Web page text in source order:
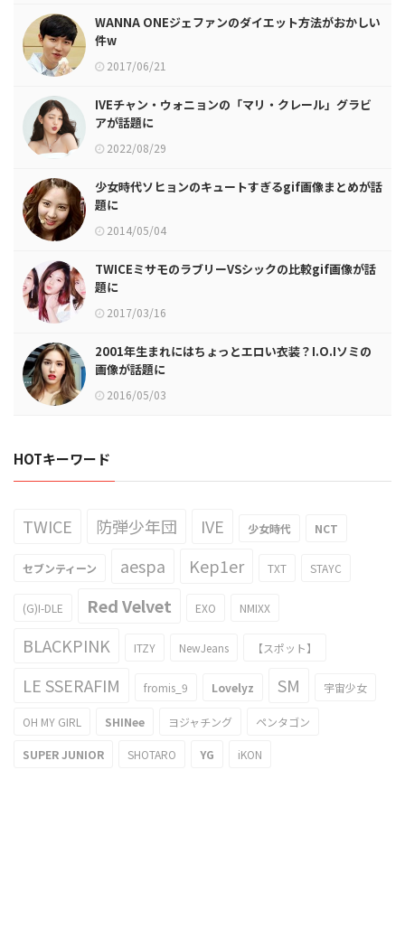
WANNA ONEジェファンのダイエット方法がおかしい
件w
2017/06/21
IVEチャン・ウォニョンの「マリ・クレール」グラビ
アが話題に
2022/08/29
少女時代ソヒョンのキュートすぎるgif画像まとめが話
題に
2014/05/04
TWICEミサモのラブリーVSシックの比較gif画像が話
題に
2017/03/16
2001年生まれにはちょっとエロい衣装？I.O.Iソミの
画像が話題に
2016/05/03
HOTキーワード
TWICE 防弾少年団 IVE 少女時代 NCT
セブンティーン aespa Kep1er TXT STAYC
(G)I-DLE Red Velvet EXO NMIXX
BLACKPINK ITZY NewJeans 【スポット】
LE SSERAFIM fromis_9 Lovelyz SM 宇宙少女
OH MY GIRL SHINee ヨジャチング ペンタゴン
SUPER JUNIOR SHOTARO YG iKON